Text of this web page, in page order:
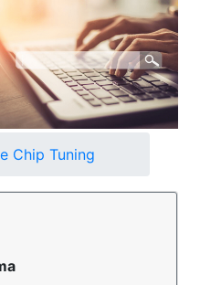
Chip Tuning